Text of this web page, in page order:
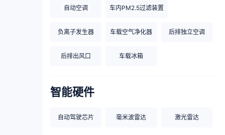
自动空调 车内PM2.5过滤装置
负离子发生器 车载空气净化器 后排独立空调
后排出风口 车载冰箱
智能硬件
自动驾驶芯片 毫米波雷达 激光雷达